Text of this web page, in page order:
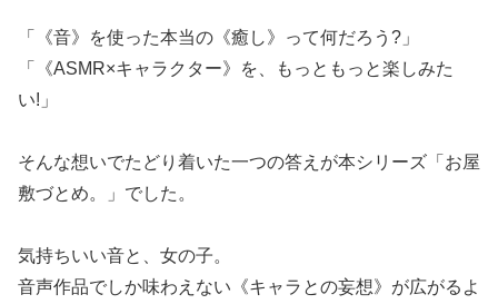
「《音》を使った本当の《癒し》って何だろう?」
「《ASMR×キャラクター》を、もっともっと楽しみた
い!」
そんな想いでたどり着いた一つの答えが本シリーズ「お屋
敷づとめ。」でした。
気持ちいい音と、女の子。
音声作品でしか味わえない《キャラとの妄想》が広がるよ